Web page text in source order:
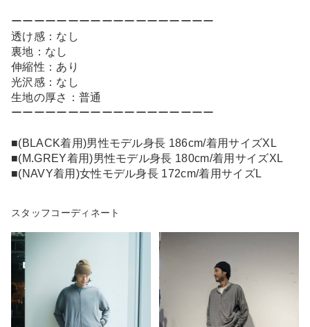
ーーーーーーーーーーーーーーーーーー
透け感：なし
裏地：なし
伸縮性：あり
光沢感：なし
生地の厚さ：普通
ーーーーーーーーーーーーーーーーーー
■(BLACK着用)男性モデル身長 186cm/着用サイズXL
■(M.GREY着用)男性モデル身長 180cm/着用サイズXL
■(NAVY着用)女性モデル身長 172cm/着用サイズL
スタッフコーディネート